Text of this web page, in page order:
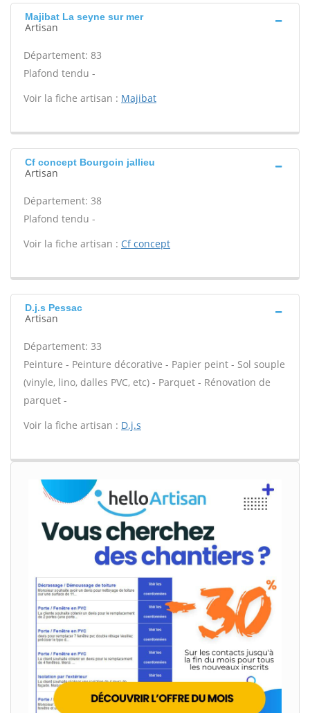
Majibat La seyne sur mer
Artisan
Département: 83
Plafond tendu -
Voir la fiche artisan : Majibat
Cf concept Bourgoin jallieu
Artisan
Département: 38
Plafond tendu -
Voir la fiche artisan : Cf concept
D.j.s Pessac
Artisan
Département: 33
Peinture - Peinture décorative - Papier peint - Sol souple
(vinyle, lino, dalles PVC, etc) - Parquet - Rénovation de
parquet -
Voir la fiche artisan : D.j.s